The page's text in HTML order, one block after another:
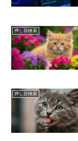
押し目検索
押し目検索